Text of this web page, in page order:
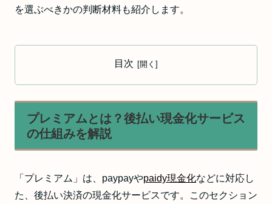
を選ぶべきかの判断材料も紹介します。
目次
プレミアムとは？後払い現金化サービス
の仕組みを解説
「プレミアム」は、paypayやpaidy現金化などに対応し
た、後払い決済の現金化サービスです。このセクション